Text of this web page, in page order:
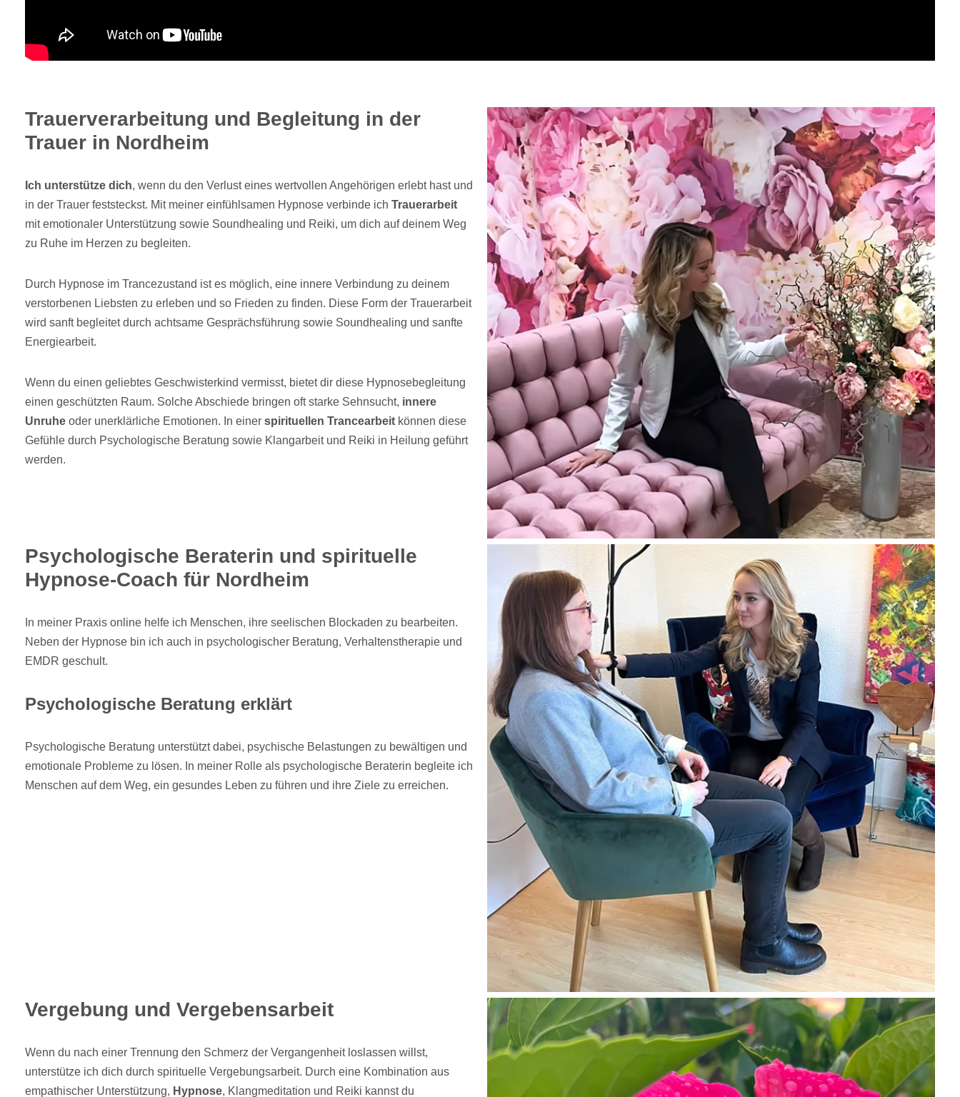
Trauerverarbeitung und Begleitung in der
Trauer in Nordheim
Ich unterstütze dich, wenn du den Verlust eines wertvollen Angehörigen erlebt hast und
in der Trauer feststeckst. Mit meiner einfühlsamen Hypnose verbinde ich Trauerarbeit
mit emotionaler Unterstützung sowie Soundhealing und Reiki, um dich auf deinem Weg
zu Ruhe im Herzen zu begleiten.
Durch Hypnose im Trancezustand ist es möglich, eine innere Verbindung zu deinem
verstorbenen Liebsten zu erleben und so Frieden zu finden. Diese Form der Trauerarbeit
wird sanft begleitet durch achtsame Gesprächsführung sowie Soundhealing und sanfte
Energiearbeit.
Wenn du einen geliebtes Geschwisterkind vermisst, bietet dir diese Hypnosebegleitung
einen geschützten Raum. Solche Abschiede bringen oft starke Sehnsucht, innere
Unruhe oder unerklärliche Emotionen. In einer spirituellen Trancearbeit können diese
Gefühle durch Psychologische Beratung sowie Klangarbeit und Reiki in Heilung geführt
werden.
Psychologische Beraterin und spirituelle
Hypnose-Coach für Nordheim
In meiner Praxis online helfe ich Menschen, ihre seelischen Blockaden zu bearbeiten.
Neben der Hypnose bin ich auch in psychologischer Beratung, Verhaltenstherapie und
EMDR geschult.
Psychologische Beratung erklärt
Psychologische Beratung unterstützt dabei, psychische Belastungen zu bewältigen und
emotionale Probleme zu lösen. In meiner Rolle als psychologische Beraterin begleite ich
Menschen auf dem Weg, ein gesundes Leben zu führen und ihre Ziele zu erreichen.
Vergebung und Vergebensarbeit
Wenn du nach einer Trennung den Schmerz der Vergangenheit loslassen willst,
unterstütze ich dich durch spirituelle Vergebungsarbeit. Durch eine Kombination aus
empathischer Unterstützung, Hypnose, Klangmeditation und Reiki kannst du